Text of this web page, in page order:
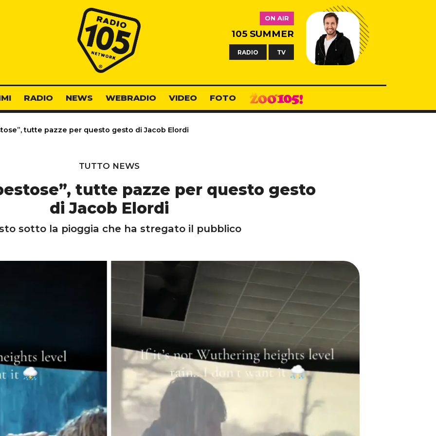
Radio 105
ON AIR
105 SUMMER
RADIO TV
RADIO NEWS WEBRADIO VIDEO FOTO
tutte pazze per questo gesto di Jacob Elordi
TUTTO NEWS
tutte pazze per questo gesto
di Jacob Elordi
sotto la pioggia che ha stregato il pubblico